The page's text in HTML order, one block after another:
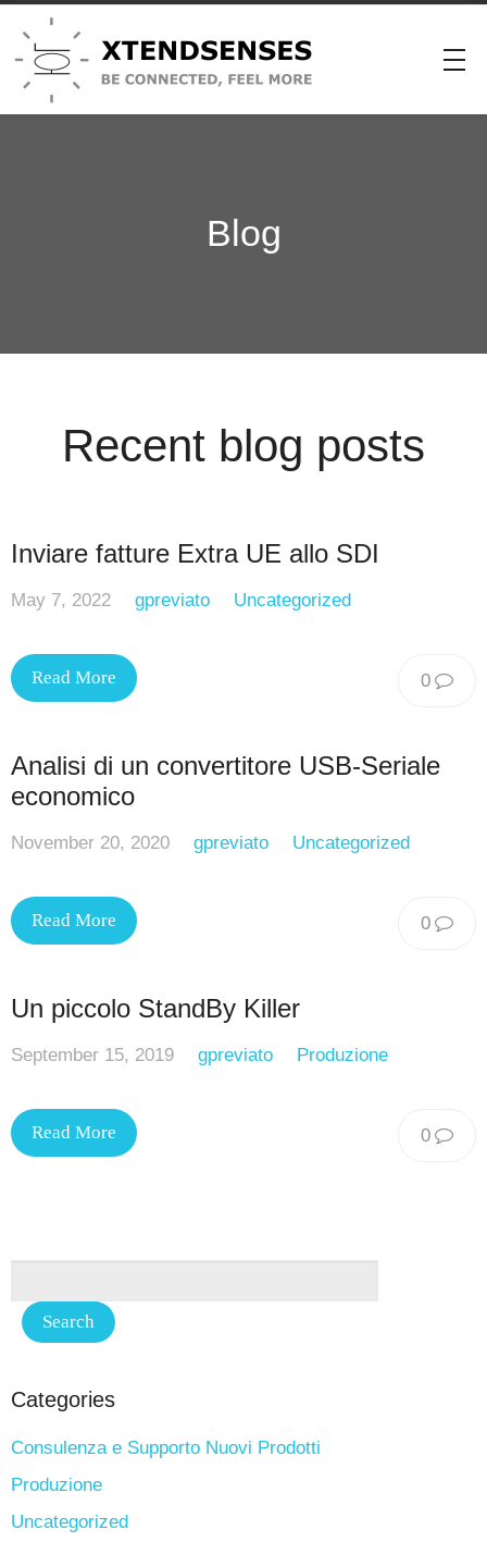
Blog
Recent blog posts
Inviare fatture Extra UE allo SDI
May 7, 2022 gpreviato Uncategorized
0
Read More
Analisi di un convertitore USB-Seriale
economico
November 20, 2020 gpreviato Uncategorized
0
Read More
Un piccolo StandBy Killer
September 15, 2019 gpreviato Produzione
0
Read More
Categories
Consulenza e Supporto Nuovi Prodotti
Produzione
Uncategorized